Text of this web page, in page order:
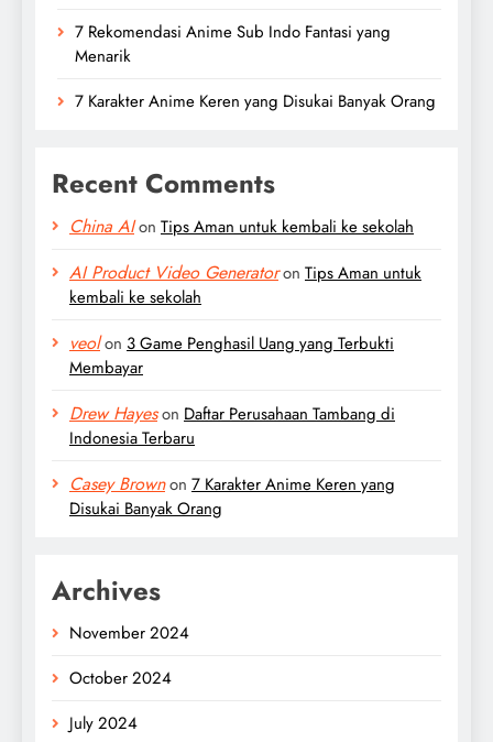
7 Rekomendasi Anime Sub Indo Fantasi yang
Menarik
7 Karakter Anime Keren yang Disukai Banyak Orang
Recent Comments
China AIon Tips Aman untuk kembali ke sekolah
AI Product Video Generatoron Tips Aman untuk
kembali ke sekolah
veolon 3 Game Penghasil Uang yang Terbukti
Membayar
Drew Hayeson Daftar Perusahaan Tambang di
Indonesia Terbaru
Casey Brownon 7 Karakter Anime Keren yang
Disukai Banyak Orang
Archives
November 2024
October 2024
July 2024